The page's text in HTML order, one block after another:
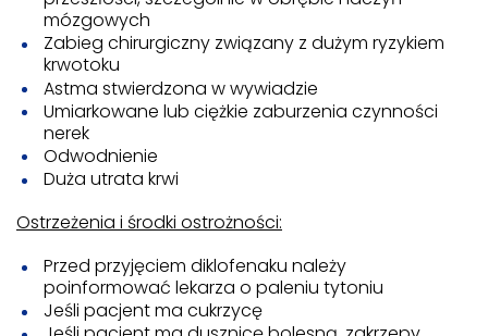
mózgowych
Zabieg chirurgiczny związany z dużym ryzykiem
krwotoku
Astma stwierdzona w wywiadzie
Umiarkowane lub ciężkie zaburzenia czynności
nerek
Odwodnienie
Duża utrata krwi
Ostrzeżenia i środki ostrożności:
Przed przyjęciem diklofenaku należy
poinformować lekarza o paleniu tytoniu
Jeśli pacjent ma cukrzycę